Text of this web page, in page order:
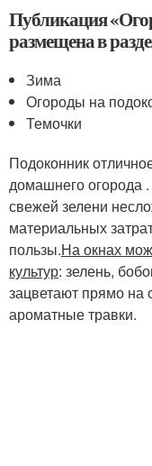
Публикация
размещена в
Зима
Огороды на
Темочки
Подоконник
домашнего огорода
свежей зелени
материальных
пользы.На окнах
культур: зелень,
зацветают прямо на
ароматные травки.